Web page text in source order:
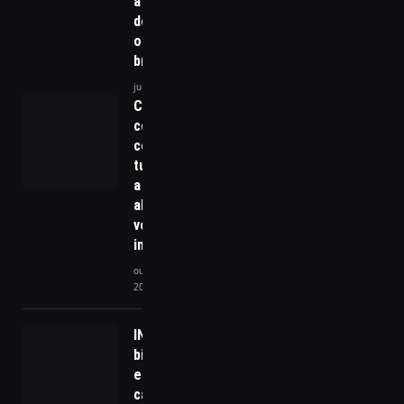
de todos
os
brasileiros
julho 6, 2026
Crescendo
com
consciência:
tudo sobre
a
alimentação
vegana na
infância
outubro 27,
2025
INSS exige
biometria
em novos
cadastros: o